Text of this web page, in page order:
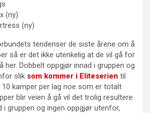
(ny)
(ny)
tendenser de siste årene om å
så er det ikke utenkelig at de vil gå for
her. Dobbelt oppgjør innad i gruppen og
slik som kommer i Eliteserien til
10 kamper per lag noe som er totalt
blir veien å gå vil det trolig resultere
i gruppen og ingen oppgjør utenfor,